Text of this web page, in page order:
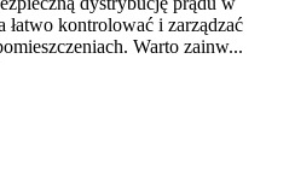
łatwo kontrolować i zarządzać
Warto zainw...